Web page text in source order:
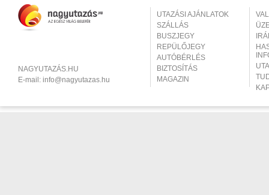
NAGYUTAZÁS.HU
E-mail: info@nagyutazas.hu
UTAZÁSI AJÁNLATOK
SZÁLLÁS
BUSZJEGY
REPÜLŐJEGY
AUTÓBÉRLÉS
BIZTOSÍTÁS
MAGAZIN